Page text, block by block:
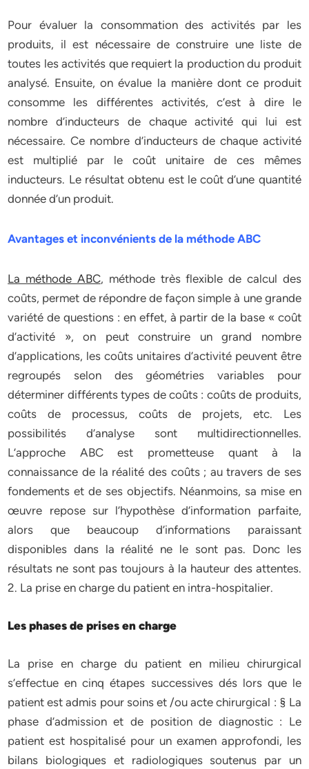
Pour évaluer la consommation des activités par les
produits, il est nécessaire de construire une liste de
toutes les activités que requiert la production du produit
analysé. Ensuite, on évalue la manière dont ce produit
consomme les différentes activités, c’est à dire le
nombre d’inducteurs de chaque activité qui lui est
nécessaire. Ce nombre d’inducteurs de chaque activité
est multiplié par le coût unitaire de ces mêmes
inducteurs. Le résultat obtenu est le coût d’une quantité
donnée d’un produit.
Avantages et inconvénients de la méthode ABC
La méthode ABC, méthode très flexible de calcul des
coûts, permet de répondre de façon simple à une grande
variété de questions : en effet, à partir de la base « coût
d’activité », on peut construire un grand nombre
d’applications, les coûts unitaires d’activité peuvent être
regroupés selon des géométries variables pour
déterminer différents types de coûts : coûts de produits,
coûts de processus, coûts de projets, etc. Les
possibilités d’analyse sont multidirectionnelles.
L’approche ABC est prometteuse quant à la
connaissance de la réalité des coûts ; au travers de ses
fondements et de ses objectifs. Néanmoins, sa mise en
œuvre repose sur l’hypothèse d’information parfaite,
alors que beaucoup d’informations paraissant
disponibles dans la réalité ne le sont pas. Donc les
résultats ne sont pas toujours à la hauteur des attentes.
2. La prise en charge du patient en intra-hospitalier.
Les phases de prises en charge
La prise en charge du patient en milieu chirurgical
s’effectue en cinq étapes successives dés lors que le
patient est admis pour soins et /ou acte chirurgical : § La
phase d’admission et de position de diagnostic : Le
patient est hospitalisé pour un examen approfondi, les
bilans biologiques et radiologiques soutenus par un